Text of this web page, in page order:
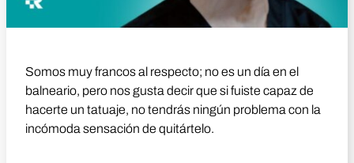
Somos muy francos al respecto; no es un día en el
balneario, pero nos gusta decir que si fuiste capaz de
hacerte un tatuaje, no tendrás ningún problema con la
incómoda sensación de quitártelo.